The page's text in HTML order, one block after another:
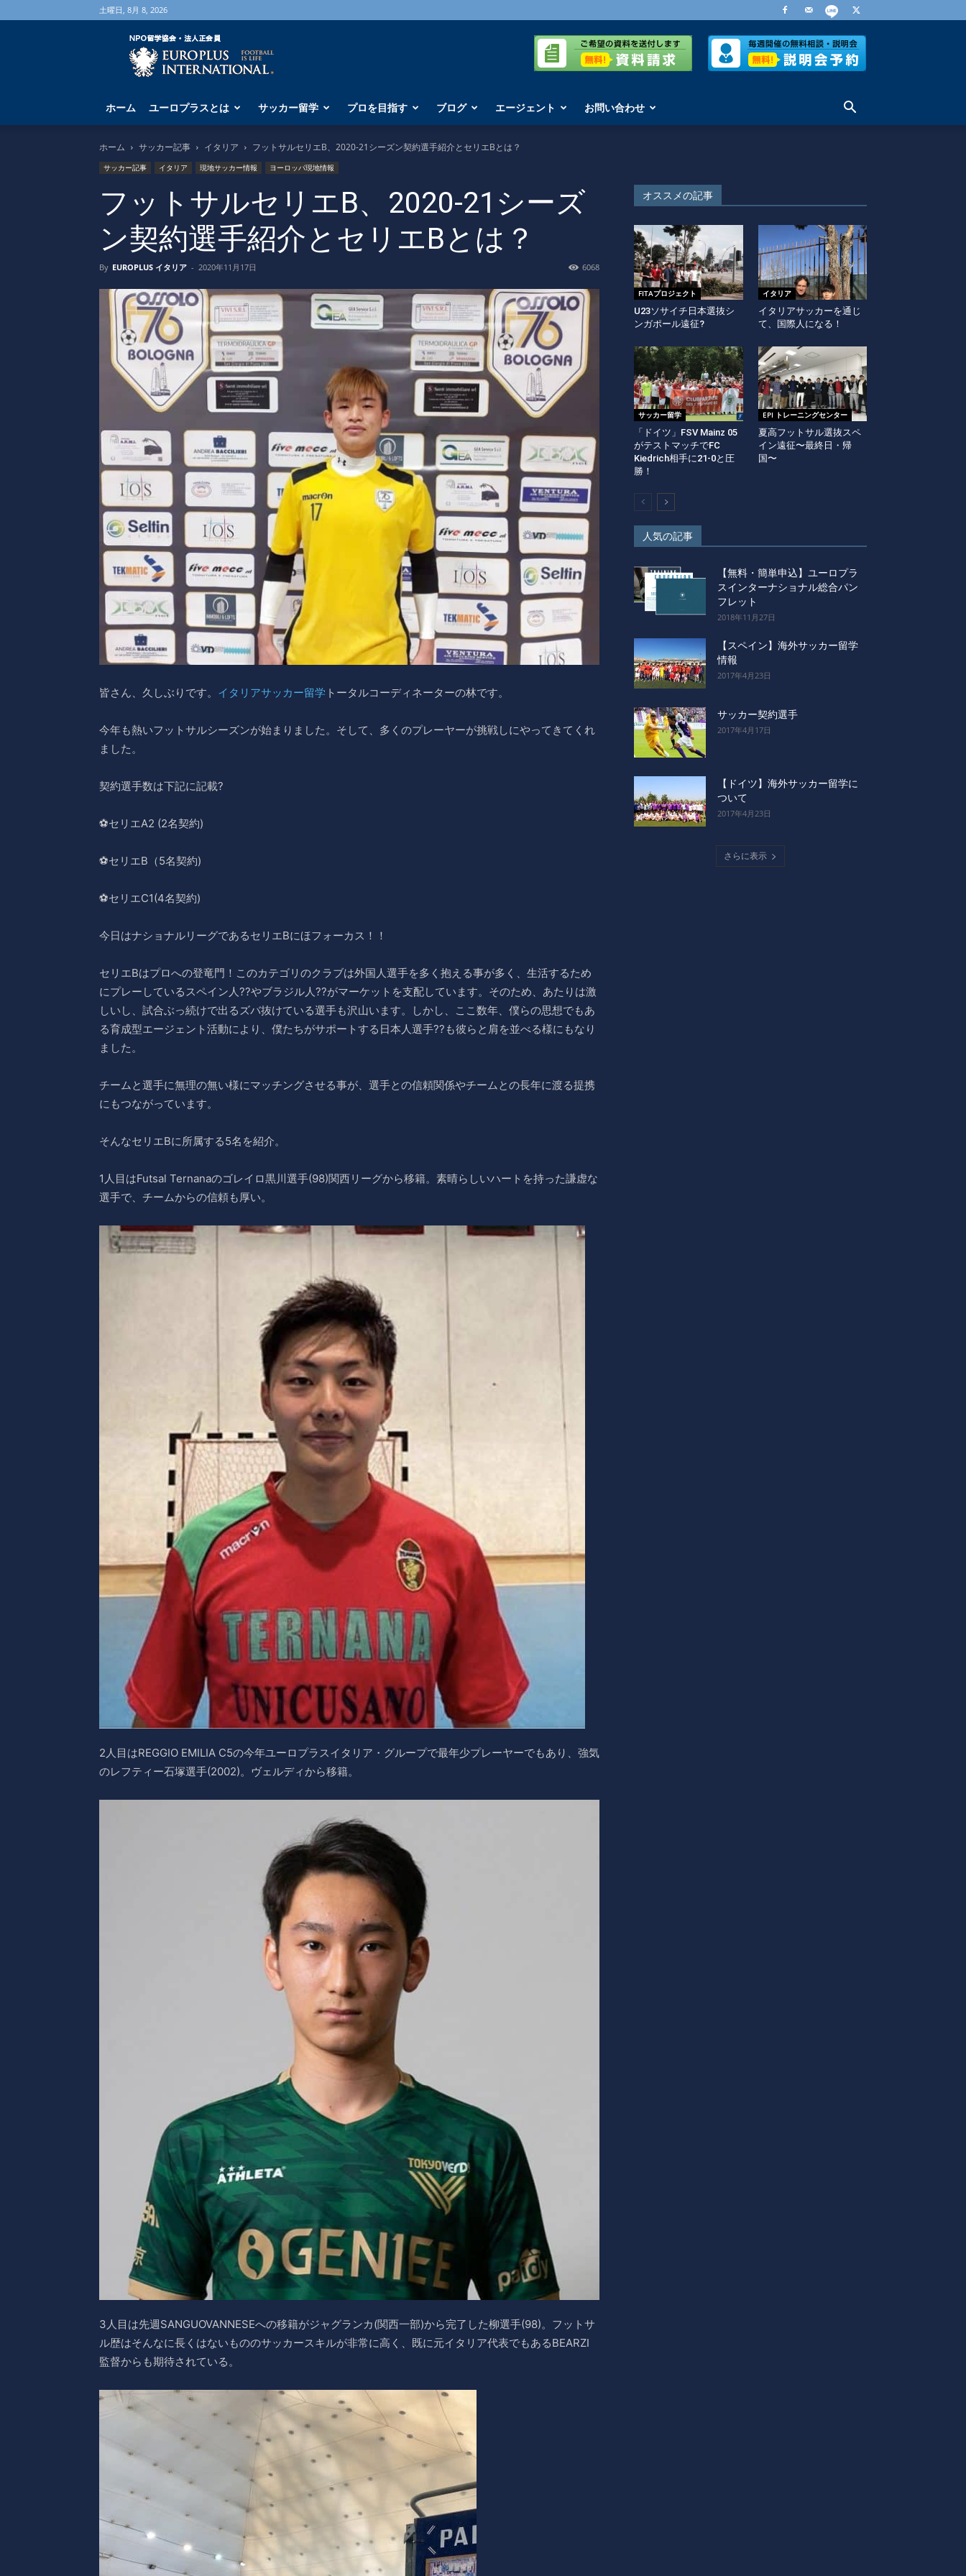
土曜日, 8月 8, 2026
海
外
サ
ー
学
な
ら
ユ
ー
ロ
プ
ラ
ス
ホーム ユーロプラスとは サッカー留学 プロを目指す ブログ エージェント お問い合わせ
ホーム サッカー記事 イタリア フットサルセリエB、2020-21シーズン契約選手紹介とセリエBとは？
サッカー記事 イタリア 現地サッカー情報 ヨーロッパ現地情報
フットサルセリエB、2020-21シーズ
ン契約選手紹介とセリエBとは？
By EUROPLUS イタリア - 2020年11月17日 6068
皆さん、久しぶりです。 イタリアサッカー留学 トータルコーディネーターの林です。
今年も熱いフットサルシーズンが始まりました。そして、多くのプレーヤーが挑戦しにやってきてくれ
ました。
契約選手数は下記に記載?
⚽️セリエA2 (2名契約)
⚽️セリエB（5名契約)
⚽️セリエC1(4名契約)
今日はナショナルリーグであるセリエBにほフォーカス！！
セリエBはプロへの登竜門！このカテゴリのクラブは外国人選手を多く抱える事が多く、生活するため
にプレーしているスペイン人??やブラジル人??がマーケットを支配しています。そのため、あたりは激
しいし、試合ぶっ続けで出るズバ抜けている選手も沢山います。しかし、ここ数年、僕らの思想でもあ
る育成型エージェント活動により、僕たちがサポートする日本人選手??も彼らと肩を並べる様にもなり
ました。
チームと選手に無理の無い様にマッチングさせる事が、選手との信頼関係やチームとの長年に渡る提携
にもつながっています。
そんなセリエBに所属する5名を紹介。
1人目はFutsal Ternanaのゴレイロ黒川選手(98)関西リーグから移籍。素晴らしいハートを持った謙虚な
選手で、チームからの信頼も厚い。
2人目はREGGIO EMILIA C5の今年ユーロプラスイタリア・グループで最年少プレーヤーでもあり、強気
のレフティー石塚選手(2002)。ヴェルディから移籍。
3人目は先週SANGUOVANNESEへの移籍がジャグランカ(関西一部)から完了した柳選手(98)。フットサ
ル歴はそんなに長くはないもののサッカースキルが非常に高く、既に元イタリア代表でもあるBEARZI
監督からも期待されている。
オススメの記事
FITAプロジェクト
U23ソサイチ日本選抜シ
ンガポール遠征?
イタリア
イタリアサッカーを通じ
て、国際人になる！
サッカー留学
「ドイツ」FSV Mainz 05
がテストマッチでFC
Kiedrich相手に21-0と圧
勝！
EPI トレーニングセンター
夏高フットサル選抜スペ
イン遠征〜最終日・帰
国〜
人気の記事
【無料・簡単申込】ユーロプラ
スインターナショナル総合パン
フレット
2018年11月27日
【スペイン】海外サッカー留学
情報
2017年4月23日
サッカー契約選手
2017年4月17日
【ドイツ】海外サッカー留学に
ついて
2017年4月23日
さらに表示